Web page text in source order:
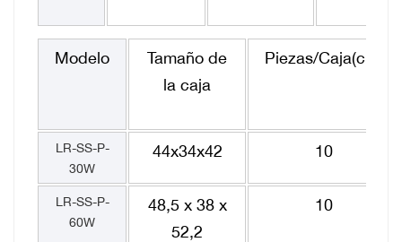
Modelo
Tamaño de
la caja
Piezas/Caja(cm)
LR-SS-P-
30W
44x34x42 10
LR-SS-P-
60W
48,5 x 38 x
52,2
10